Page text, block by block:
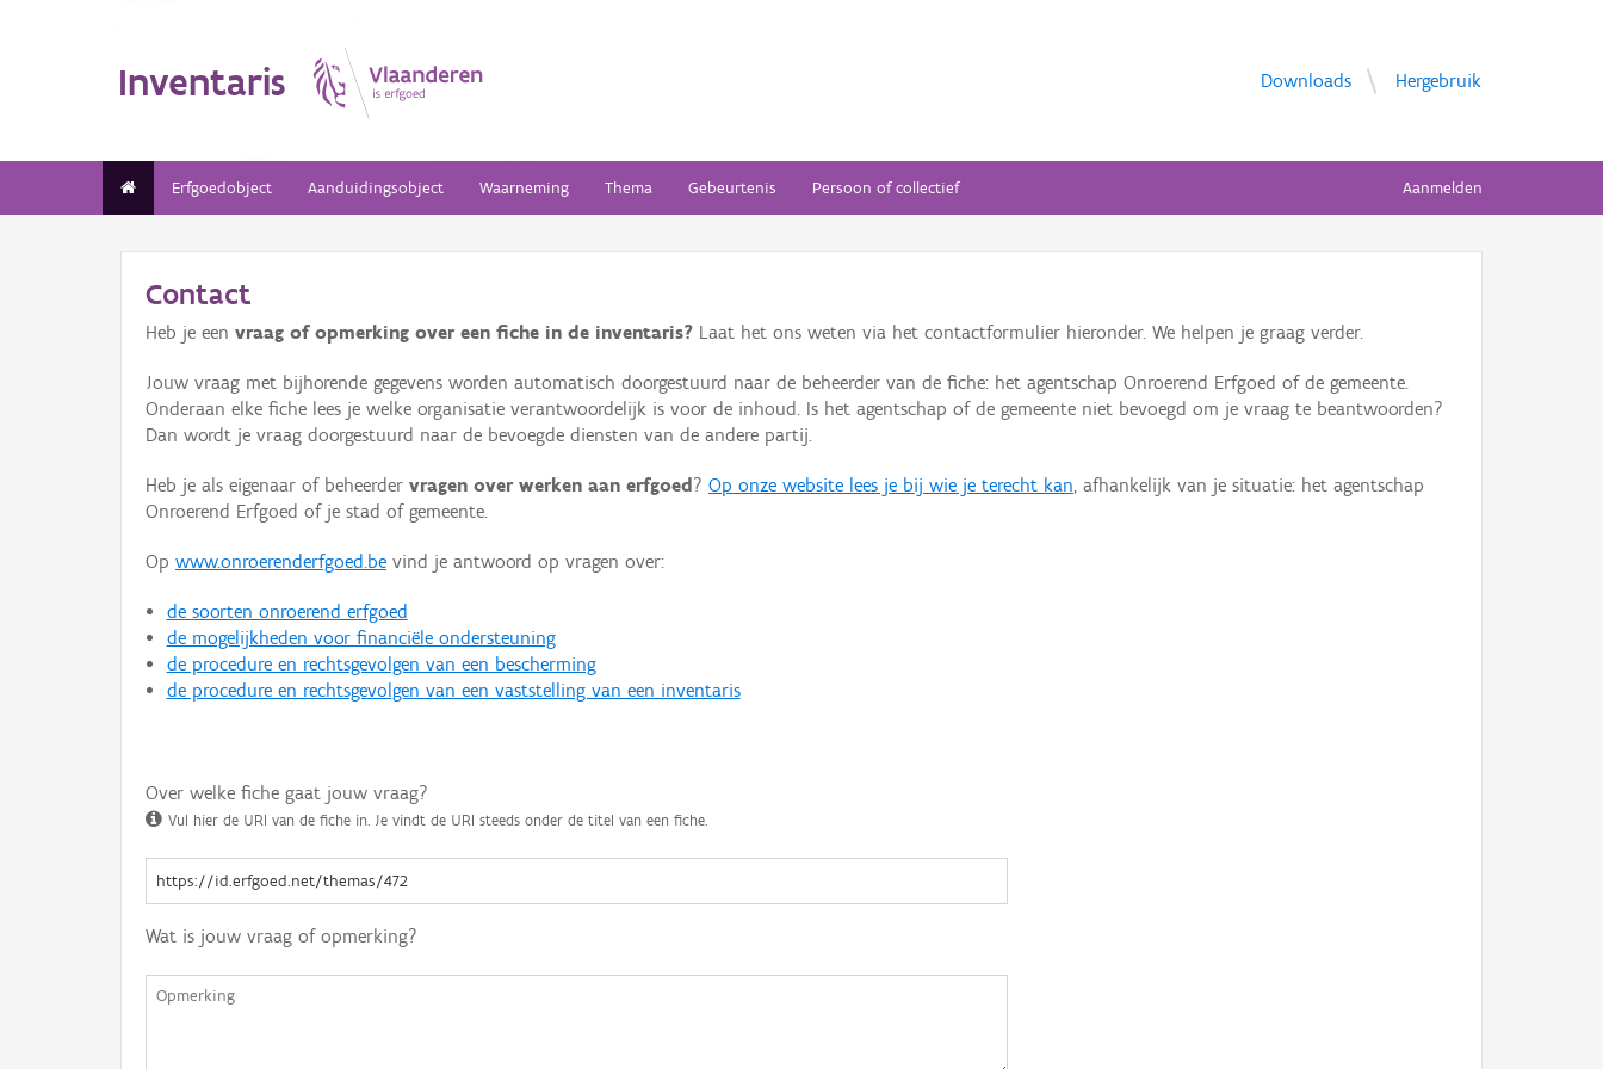
Inventaris Downloads Hergebruik
Erfgoedobject Aanduidingsobject Waarneming Thema Gebeurtenis Persoon of collectief Aanmelden
Contact
Heb je een vraag of opmerking over een fiche in de inventaris? Laat het ons weten via het contactformulier hieronder. We helpen je graag verder.
Jouw vraag met bijhorende gegevens worden automatisch doorgestuurd naar de beheerder van de fiche: het agentschap Onroerend Erfgoed of de gemeente.
Onderaan elke fiche lees je welke organisatie verantwoordelijk is voor de inhoud. Is het agentschap of de gemeente niet bevoegd om je vraag te beantwoorden?
Dan wordt je vraag doorgestuurd naar de bevoegde diensten van de andere partij.
Heb je als eigenaar of beheerder vragen over werken aan erfgoed ? Op onze website lees je bij wie je terecht kan, afhankelijk van je situatie: het agentschap
Onroerend Erfgoed of je stad of gemeente.
Op www.onroerenderfgoed.be vind je antwoord op vragen over:
de soorten onroerend erfgoed
de mogelijkheden voor financiële ondersteuning
de procedure en rechtsgevolgen van een bescherming
de procedure en rechtsgevolgen van een vaststelling van een inventaris
Over welke fiche gaat jouw vraag?
Vul hier de URI van de fiche in. Je vindt de URI steeds onder de titel van een fiche.
Wat is jouw vraag of opmerking?